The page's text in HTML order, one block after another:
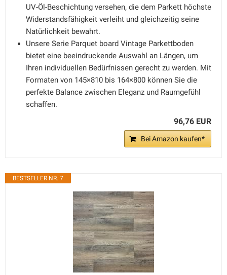
UV-Öl-Beschichtung versehen, die dem Parkett höchste
Widerstandsfähigkeit verleiht und gleichzeitig seine
Natürlichkeit bewahrt.
Unsere Serie Parquet board Vintage Parkettboden
bietet eine beeindruckende Auswahl an Längen, um
Ihren individuellen Bedürfnissen gerecht zu werden. Mit
Formaten von 145×810 bis 164×800 können Sie die
perfekte Balance zwischen Eleganz und Raumgefühl
schaffen.
96,76 EUR
Bei Amazon kaufen*
BESTSELLER NR. 7